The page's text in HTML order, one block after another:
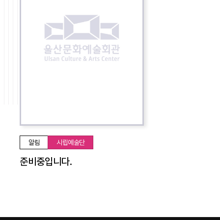
알림 시립예술단
준비중입니다.